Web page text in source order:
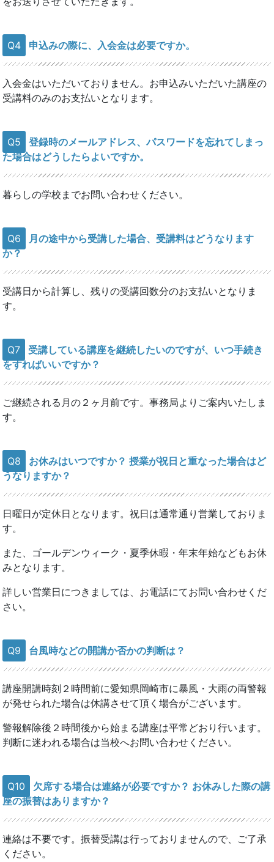
Q4 申込みの際に、入会金は必要ですか。
入会金はいただいておりません。お申込みいただいた講座の
受講料のみのお支払いとなります。
Q5
登録時のメールアドレス、パスワードを忘れてしまっ
た場合はどうしたらよいですか。
暮らしの学校までお問い合わせください。
Q6
月の途中から受講した場合、受講料はどうなります
か？
受講日から計算し、残りの受講回数分のお支払いとなりま
す。
Q7
受講している講座を継続したいのですが、いつ手続き
をすればいいですか？
ご継続される月の２ヶ月前です。事務局よりご案内いたしま
す。
Q8
お休みはいつですか？ 授業が祝日と重なった場合はど
うなりますか？
日曜日が定休日となります。祝日は通常通り営業しておりま
す。
また、ゴールデンウィーク・夏季休暇・年末年始などもお休
みとなります。
詳しい営業日につきましては、お電話にてお問い合わせくだ
さい。
Q9 台風時などの開講か否かの判断は？
講座開講時刻２時間前に愛知県岡崎市に暴風・大雨の両警報
が発せられた場合は休講させて頂く場合がございます。
警報解除後２時間後から始まる講座は平常どおり行います。
判断に迷われる場合は当校へお問い合わせください。
Q10
欠席する場合は連絡が必要ですか？ お休みした際の講
座の振替はありますか？
連絡は不要です。振替受講は行っておりませんので、ご了承
ください。